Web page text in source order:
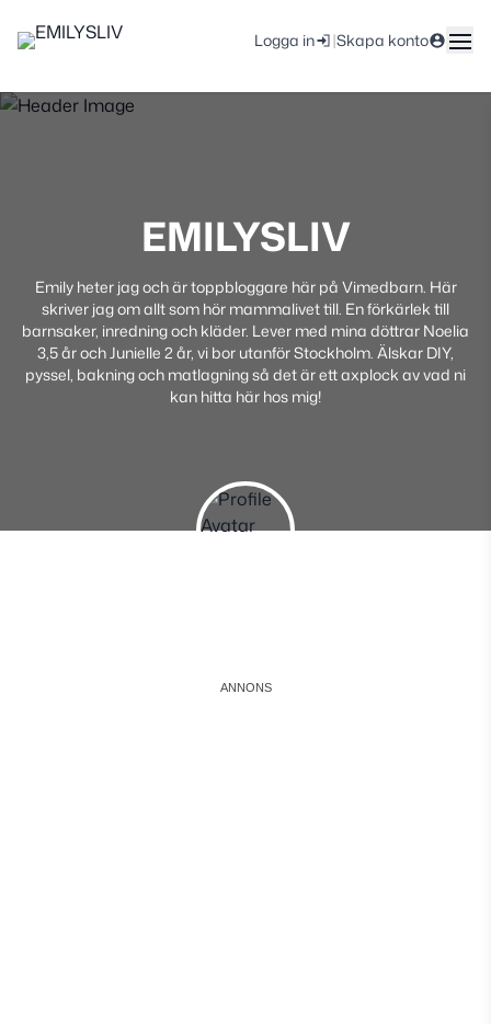
Logga in |Skapa konto
EMILYSLIV
Emily heter jag och är toppbloggare här på Vimedbarn. Här
skriver jag om allt som hör mammalivet till. En förkärlek till
barnsaker, inredning och kläder. Lever med mina döttrar Noelia
3,5 år och Junielle 2 år, vi bor utanför Stockholm. Älskar DIY,
pyssel, bakning och matlagning så det är ett axplock av vad ni
kan hitta här hos mig!